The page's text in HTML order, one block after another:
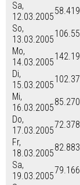
Sa,
12.03.2005
58.419
So,
13.03.2005
Mo,
14.03.2005
Di,
15.03.2005
Mi,
16.03.2005
85.270
Do,
17.03.2005
72.378
Fr,
18.03.2005
82.883
Sa,
19.03.2005
79.166